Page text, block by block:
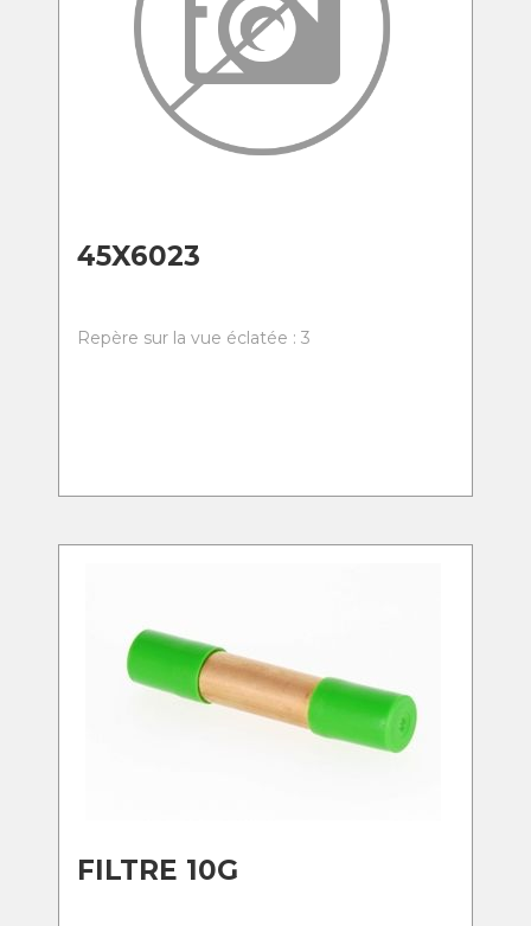
45X6023
Repère sur la vue éclatée : 3
FILTRE 10G